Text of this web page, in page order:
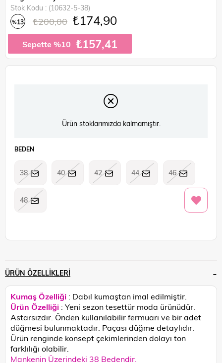
Stok Kodu
(10632-5-38)
%13 ₺200,00 ₺174,90
Sepette %10 ₺157,41
Ürün stoklarımızda kalmamıştır.
BEDEN
38 40 42 44 46
48
ÜRÜN ÖZELLIKLERI
Kumaş Özelliği : Dabıl kumaştan imal edilmiştir.
Ürün Özelliği : Yeni sezon tesettür moda ürünüdür.
Astarsızdır. Önden kullanılabilir fermuarı ve bir adet
düğmesi bulunmaktadır. Paçası düğme detaylıdır.
Ürün renginde konsept çekimlerinden dolayı ton
farklılığı olabilir.
Mankenin Üzerindeki 38 Bedendir.